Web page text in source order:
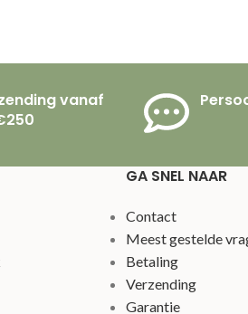
vanaf
GA SNEL NAAR
Contact
Meest gestelde
Betaling
Verzending
Garantie